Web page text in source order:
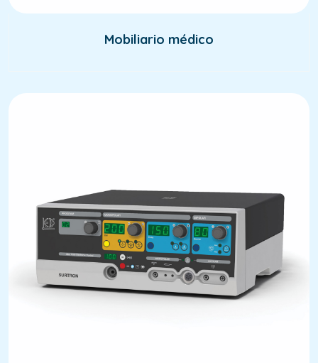
Mobiliario médico